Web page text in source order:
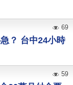
？ 台中24小時
69
59